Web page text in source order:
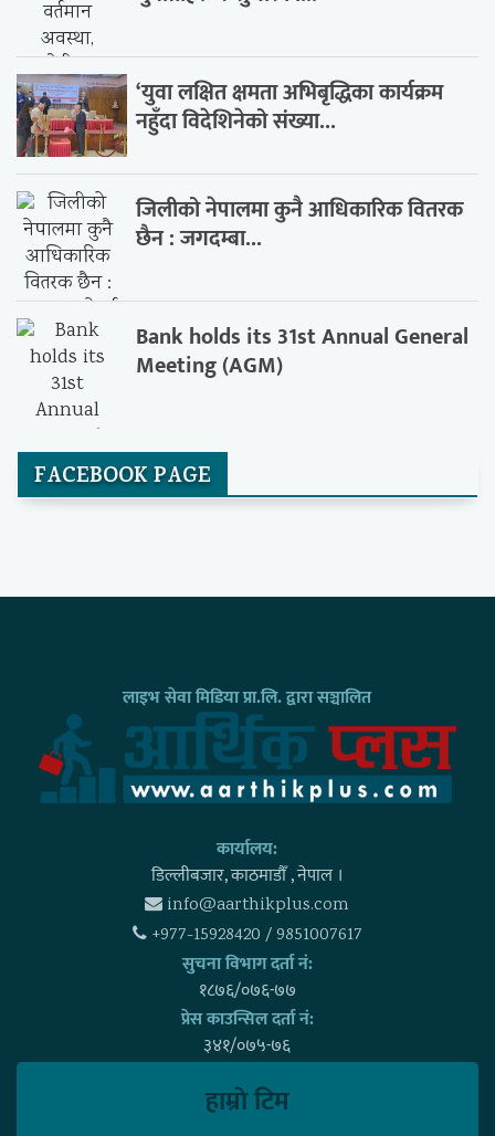
‘युवा लक्षित क्षमता अभिबृद्धिका कार्यक्रम
नहुँदा विदेशिनेको संख्या...
जिलीको नेपालमा कुनै आधिकारिक वितरक
छैन : जगदम्बा...
Bank holds its 31st Annual General
Meeting (AGM)
FACEBOOK PAGE
लाइभ सेवा मिडिया प्रा.लि. द्वारा सञ्चालित
कार्यालय:
डिल्लीबजार, काठमाडाैँ , नेपाल ।
info@aarthikplus.com
+977-15928420 / 9851007617
सुचना विभाग दर्ता नं:
१८७६/०७६-७७
प्रेस काउन्सिल दर्ता नं:
३४१/०७५-७६
हाम्राे टिम